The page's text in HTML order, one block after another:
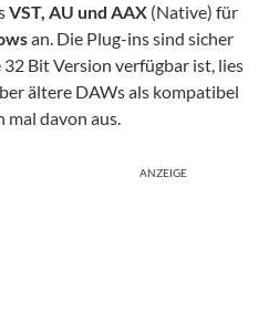
VST, AU und AAX (Native) für
an. Die Plug-ins sind sicher
32 Bit Version verfügbar ist, lies
ältere DAWs als kompatibel
mal davon aus.
ANZEIGE